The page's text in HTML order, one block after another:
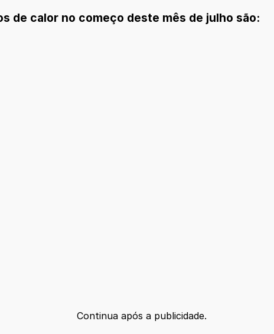
de calor no começo deste mês de julho são:
Continua após a publicidade.